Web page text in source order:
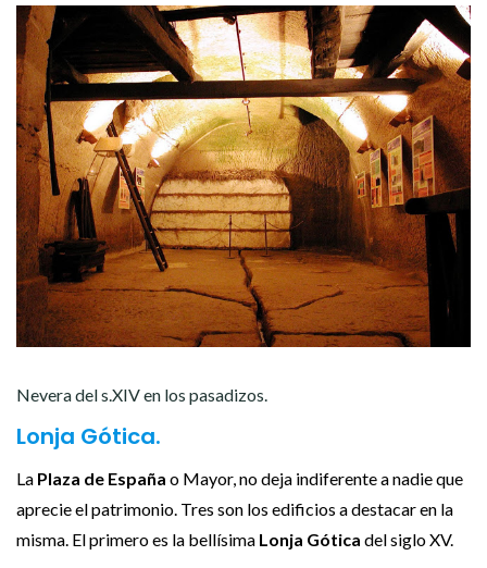
Nevera del s.XIV en los pasadizos.
Lonja Gótica.
La Plaza de España o Mayor, no deja indiferente a nadie que
aprecie el patrimonio. Tres son los edificios a destacar en la
misma. El primero es la bellísima Lonja Gótica del siglo XV.